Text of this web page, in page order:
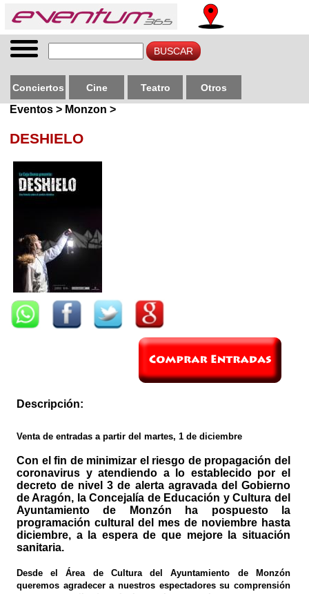
Conciertos Cine Teatro Otros
Eventos > Monzon >
DESHIELO
Descripción:
Venta de entradas a partir del martes, 1 de diciembre
Con el fin de minimizar el riesgo de propagación del
coronavirus y atendiendo a lo establecido por el
decreto de nivel 3 de alerta agravada del Gobierno
de Aragón, la Concejalía de Educación y Cultura del
Ayuntamiento de Monzón ha pospuesto la
programación cultural del mes de noviembre hasta
diciembre, a la espera de que mejore la situación
sanitaria.
Desde el Área de Cultura del Ayuntamiento de Monzón
queremos agradecer a nuestros espectadores su comprensión